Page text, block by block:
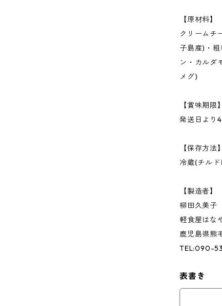
【原材料】
クリームチ
子島産)・
ン・カルダ
メグ)
【賞味期限】
発送日より4
【保存方法】
冷蔵(チル
【製造者】
柳田久美子
軽食屋はな
鹿児島県熊
TEL:090-
表書き